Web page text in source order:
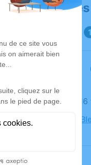
Déroulé
Le mardi
Eglise de